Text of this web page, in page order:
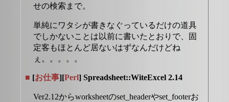
せの検索まで。
単純にワタシが書きなぐっているだけの道具
でしかないことは以前に書いたとおりで、固
定客もほとんど居ないはずなんだけどね
ぇ。。。。。
■ [お仕事][Perl] Spreadsheet::WiteExcel 2.14
Ver2.12からworksheetのset_headerやset_footerお